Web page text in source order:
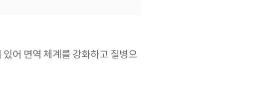
어 면역 체계를 강화하고 질병으